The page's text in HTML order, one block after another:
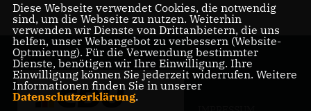
Diese Webseite verwendet Cookies, die notwendig
sind, um die Webseite zu nutzen. Weiterhin
verwenden wir Dienste von Drittanbietern, die uns
helfen, unser Webangebot zu verbessern (Website-
Optmierung). Für die Verwendung bestimmter
Dienste, benötigen wir Ihre Einwilligung. Ihre
Einwilligung können Sie jederzeit widerrufen. Weitere
Informationen finden Sie in unserer
Datenschutzerklärung.